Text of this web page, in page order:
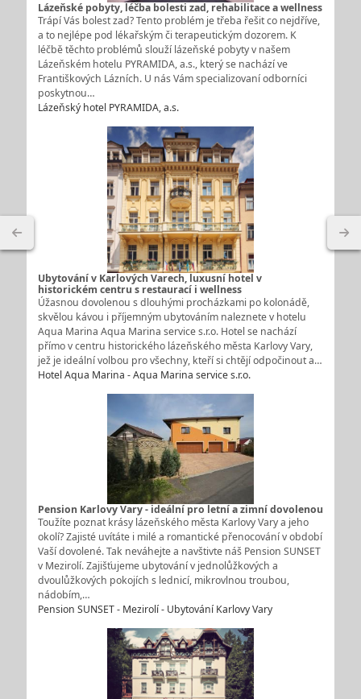
Lázeňské pobyty, léčba bolesti zad, rehabilitace a wellness
Trápí Vás bolest zad? Tento problém je třeba řešit co nejdříve,
a to nejlépe pod lékařským či terapeutickým dozorem. K
léčbě těchto problémů slouží lázeňské pobyty v našem
Lázeňském hotelu PYRAMIDA, a.s., který se nachází ve
Františkových Lázních. U nás Vám specializovaní odborníci
poskytnou…
Lázeňský hotel PYRAMIDA, a.s.
Ubytování v Karlových Varech, luxusní hotel v
historickém centru s restaurací i wellness
Úžasnou dovolenou s dlouhými procházkami po kolonádě,
skvělou kávou i příjemným ubytováním naleznete v hotelu
Aqua Marina Aqua Marina service s.r.o. Hotel se nachází
přímo v centru historického lázeňského města Karlovy Vary,
jež je ideální volbou pro všechny, kteří si chtějí odpočinout a…
Hotel Aqua Marina - Aqua Marina service s.r.o.
Pension Karlovy Vary - ideální pro letní a zimní dovolenou
Toužíte poznat krásy lázeňského města Karlovy Vary a jeho
okolí? Zajisté uvítáte i milé a romantické přenocování v období
Vaší dovolené. Tak neváhejte a navštivte náš Pension SUNSET
v Mezirolí. Zajišťujeme ubytování v jednolůžkových a
dvoulůžkových pokojích s lednicí, mikrovlnou troubou,
nádobím,…
Pension SUNSET - Mezirolí - Ubytování Karlovy Vary